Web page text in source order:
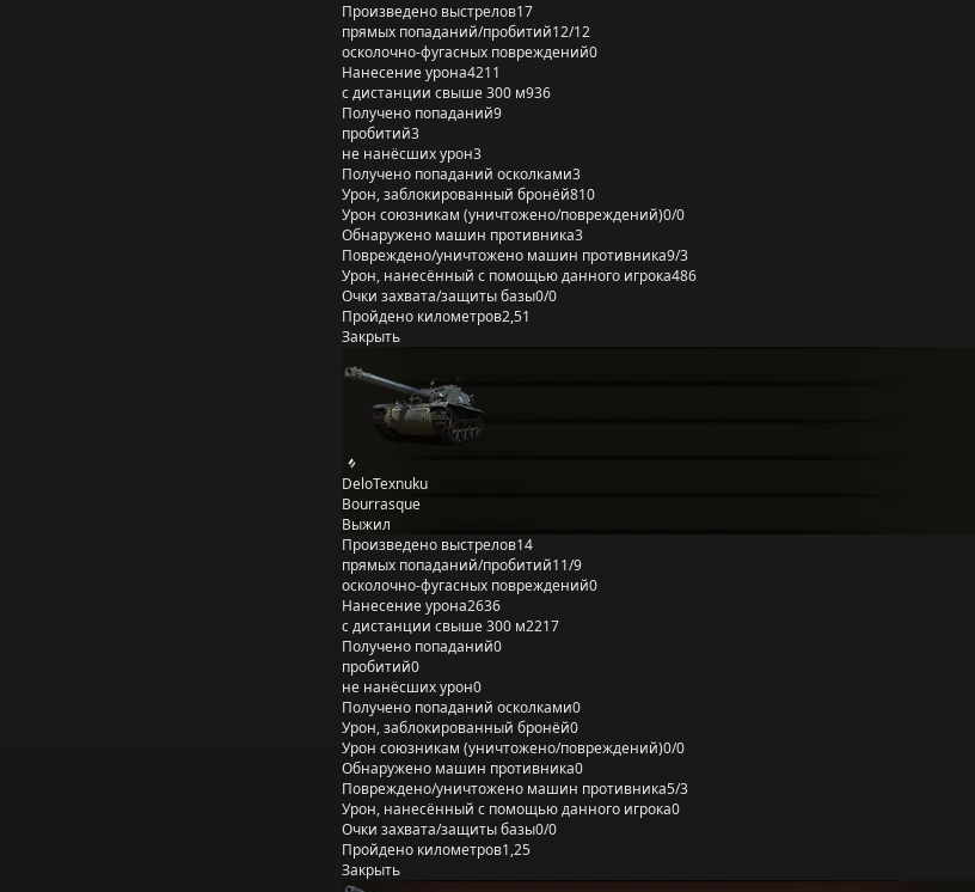
Произведено выстрелов17
прямых попаданий/пробитий12/12
осколочно-фугасных повреждений0
Нанесение урона4211
с дистанции свыше 300 м936
Получено попаданий9
пробитий3
не нанёсших урон3
Получено попаданий осколками3
Урон, заблокированный бронёй810
Урон союзникам (уничтожено/повреждений)0/0
Обнаружено машин противника3
Повреждено/уничтожено машин противника9/3
Урон, нанесённый с помощью данного игрока486
Очки захвата/защиты базы0/0
Пройдено километров2,51
Закрыть
DeloTexnuku
Bourrasque
Выжил
Произведено выстрелов14
прямых попаданий/пробитий11/9
осколочно-фугасных повреждений0
Нанесение урона2636
с дистанции свыше 300 м2217
Получено попаданий0
пробитий0
не нанёсших урон0
Получено попаданий осколками0
Урон, заблокированный бронёй0
Урон союзникам (уничтожено/повреждений)0/0
Обнаружено машин противника0
Повреждено/уничтожено машин противника5/3
Урон, нанесённый с помощью данного игрока0
Очки захвата/защиты базы0/0
Пройдено километров1,25
Закрыть